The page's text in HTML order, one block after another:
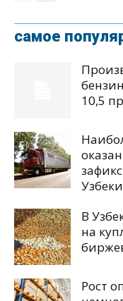
самое
10,5
В
на
Рост